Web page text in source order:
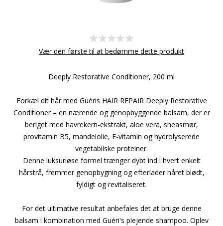
Vær den første til at bedømme dette produkt
Deeply Restorative Conditioner, 200 ml
Forkæl dit hår med Guéris HAIR REPAIR Deeply Restorative
Conditioner – en nærende og genopbyggende balsam, der er
beriget med havrekern-ekstrakt, aloe vera, sheasmør,
provitamin B5, mandelolie, E-vitamin og hydrolyserede
vegetabilske proteiner.
Denne luksuriøse formel trænger dybt ind i hvert enkelt
hårstrå, fremmer genopbygning og efterlader håret blødt,
fyldigt og revitaliseret.
For det ultimative resultat anbefales det at bruge denne
balsam i kombination med Guéri's plejende shampoo. Oplev